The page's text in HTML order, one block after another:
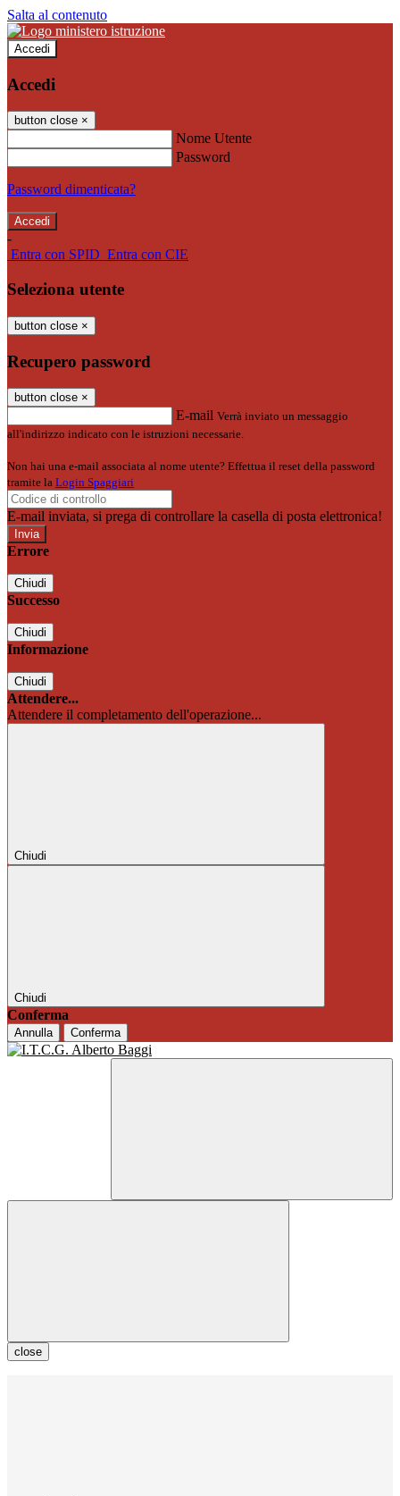
Salta al contenuto
Accedi
Accedi
button close ×
Nome Utente
Password
Password dimenticata?
-
Entra con SPID Entra con CIE
Seleziona utente
button close ×
Recupero password
button close ×
E-mail Verrà inviato un messaggio
all'indirizzo indicato con le istruzioni necessarie.
Non hai una e-mail associata al nome utente? Effettua il reset della password
tramite la Login Spaggiari
E-mail inviata, si prega di controllare la casella di posta elettronica!
Errore
Chiudi
Successo
Chiudi
Informazione
Chiudi
Attendere...
Attendere il completamento dell'operazione...
Chiudi
Chiudi
Conferma
Annulla Conferma
close